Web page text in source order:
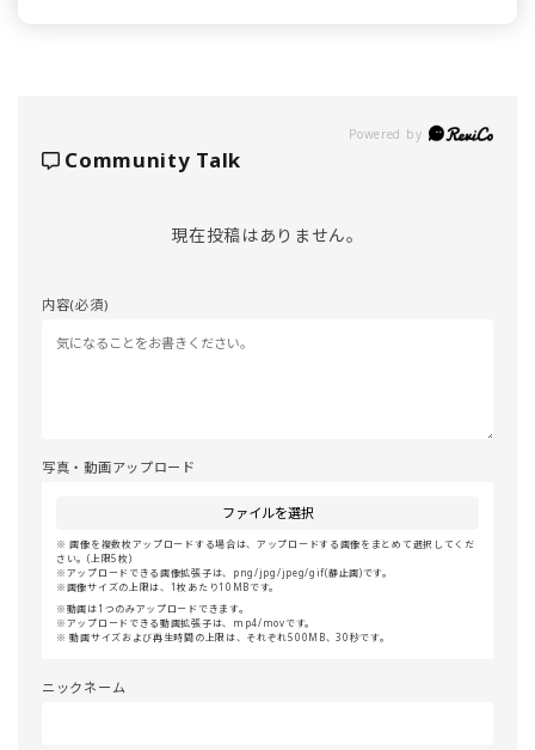
Powered by
Community Talk
現在投稿はありません。
内容(必須)
写真・動画アップロード
ファイルを選択
画像を複数枚アップロードする場合は、アップロードする画像をまとめて選択してくだ
さい。(上限5枚)
アップロードできる画像拡張子は、png/jpg/jpeg/gif(静止画)です。
画像サイズの上限は、1枚あたり10MBです。
動画は1つのみアップロードできます。
アップロードできる動画拡張子は、mp4/movです。
動画サイズおよび再生時間の上限は、それぞれ500MB、30秒です。
ニックネーム